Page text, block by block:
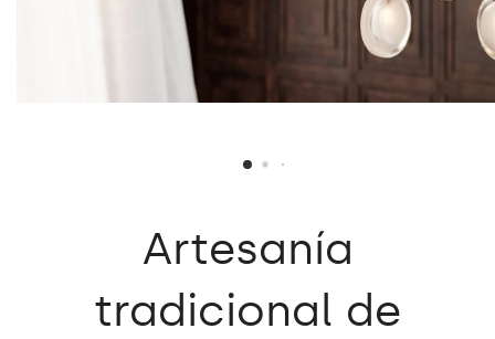
Artesanía
tradicional de